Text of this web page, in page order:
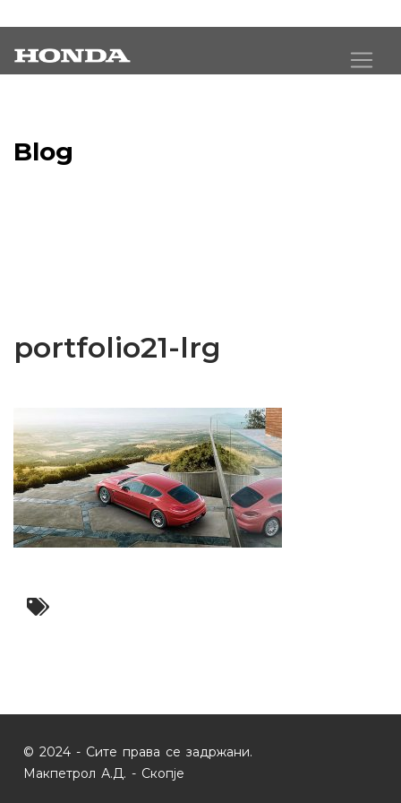
Blog
portfolio21-lrg
© 2024 - Сите права се задржани.
Макпетрол А.Д. - Скопје